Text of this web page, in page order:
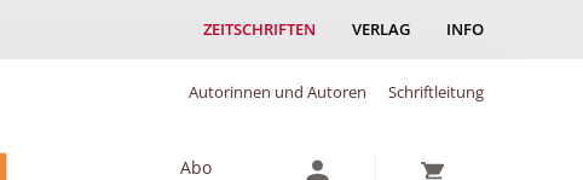
ZEITSCHRIFTEN VERLAG INFO
Autorinnen und Autoren Schriftleitung
Abo